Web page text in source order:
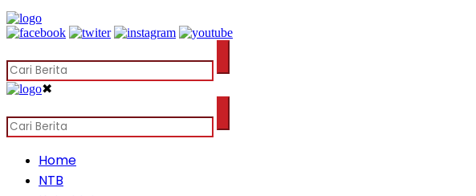
✖
Home
NTB